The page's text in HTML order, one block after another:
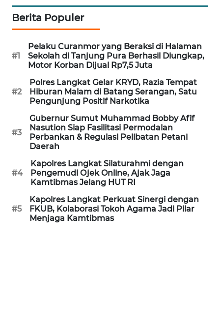
Berita Populer
#1
Pelaku Curanmor yang Beraksi di Halaman
Sekolah di Tanjung Pura Berhasil Diungkap,
Motor Korban Dijual Rp7,5 Juta
#2
Polres Langkat Gelar KRYD, Razia Tempat
Hiburan Malam di Batang Serangan, Satu
Pengunjung Positif Narkotika
#3
Gubernur Sumut Muhammad Bobby Afif
Nasution Siap Fasilitasi Permodalan
Perbankan & Regulasi Pelibatan Petani
Daerah
#4
Kapolres Langkat Silaturahmi dengan
Pengemudi Ojek Online, Ajak Jaga
Kamtibmas Jelang HUT RI
#5
Kapolres Langkat Perkuat Sinergi dengan
FKUB, Kolaborasi Tokoh Agama Jadi Pilar
Menjaga Kamtibmas
SUBANG
WN
SUKABUMI
WN
PURWAKARTA
WN
PRIANGAN
TIMUR
WN
SEMARANG
WN
SOLO
WN